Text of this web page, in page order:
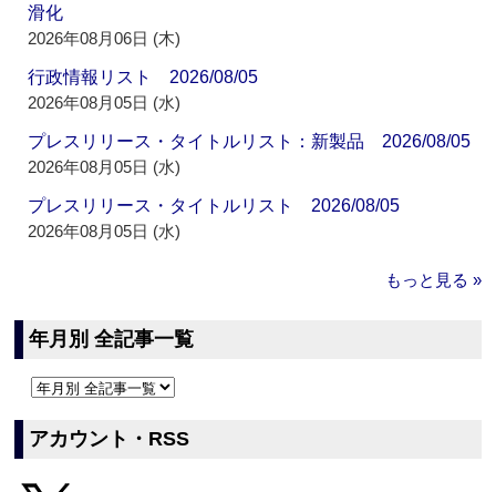
滑化
2026年08月06日 (木)
行政情報リスト 2026/08/05
2026年08月05日 (水)
プレスリリース・タイトルリスト：新製品 2026/08/05
2026年08月05日 (水)
プレスリリース・タイトルリスト 2026/08/05
2026年08月05日 (水)
もっと見る »
年月別 全記事一覧
アカウント・RSS